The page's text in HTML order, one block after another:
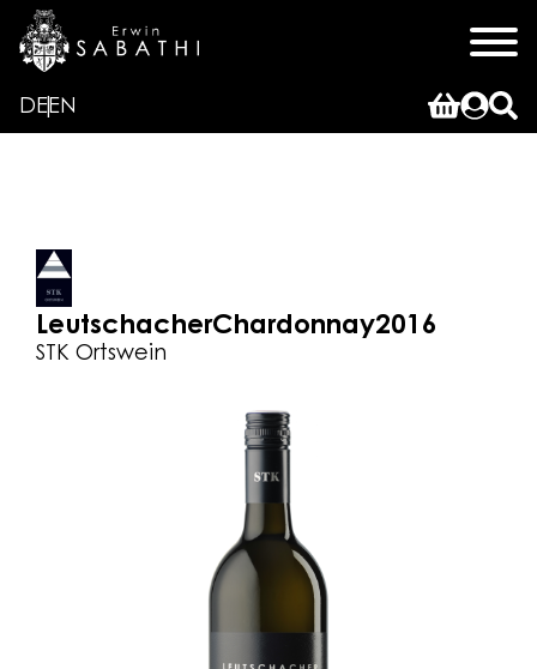
DEEN
LeutschacherChardonnay2016
STK Ortswein